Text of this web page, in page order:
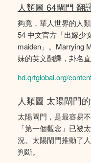
人類圖 64閘門 翻
夠竟，華人世界的人
54 中文官方「出嫁少
maiden」。Marrying
妹的英文翻譯，卦名直
hd.qrtglobal.org/
人類圖 太陽閘門
太陽閘門，是最容易
「第一個觀念」已被
況。太陽閘門推動了
判斷。